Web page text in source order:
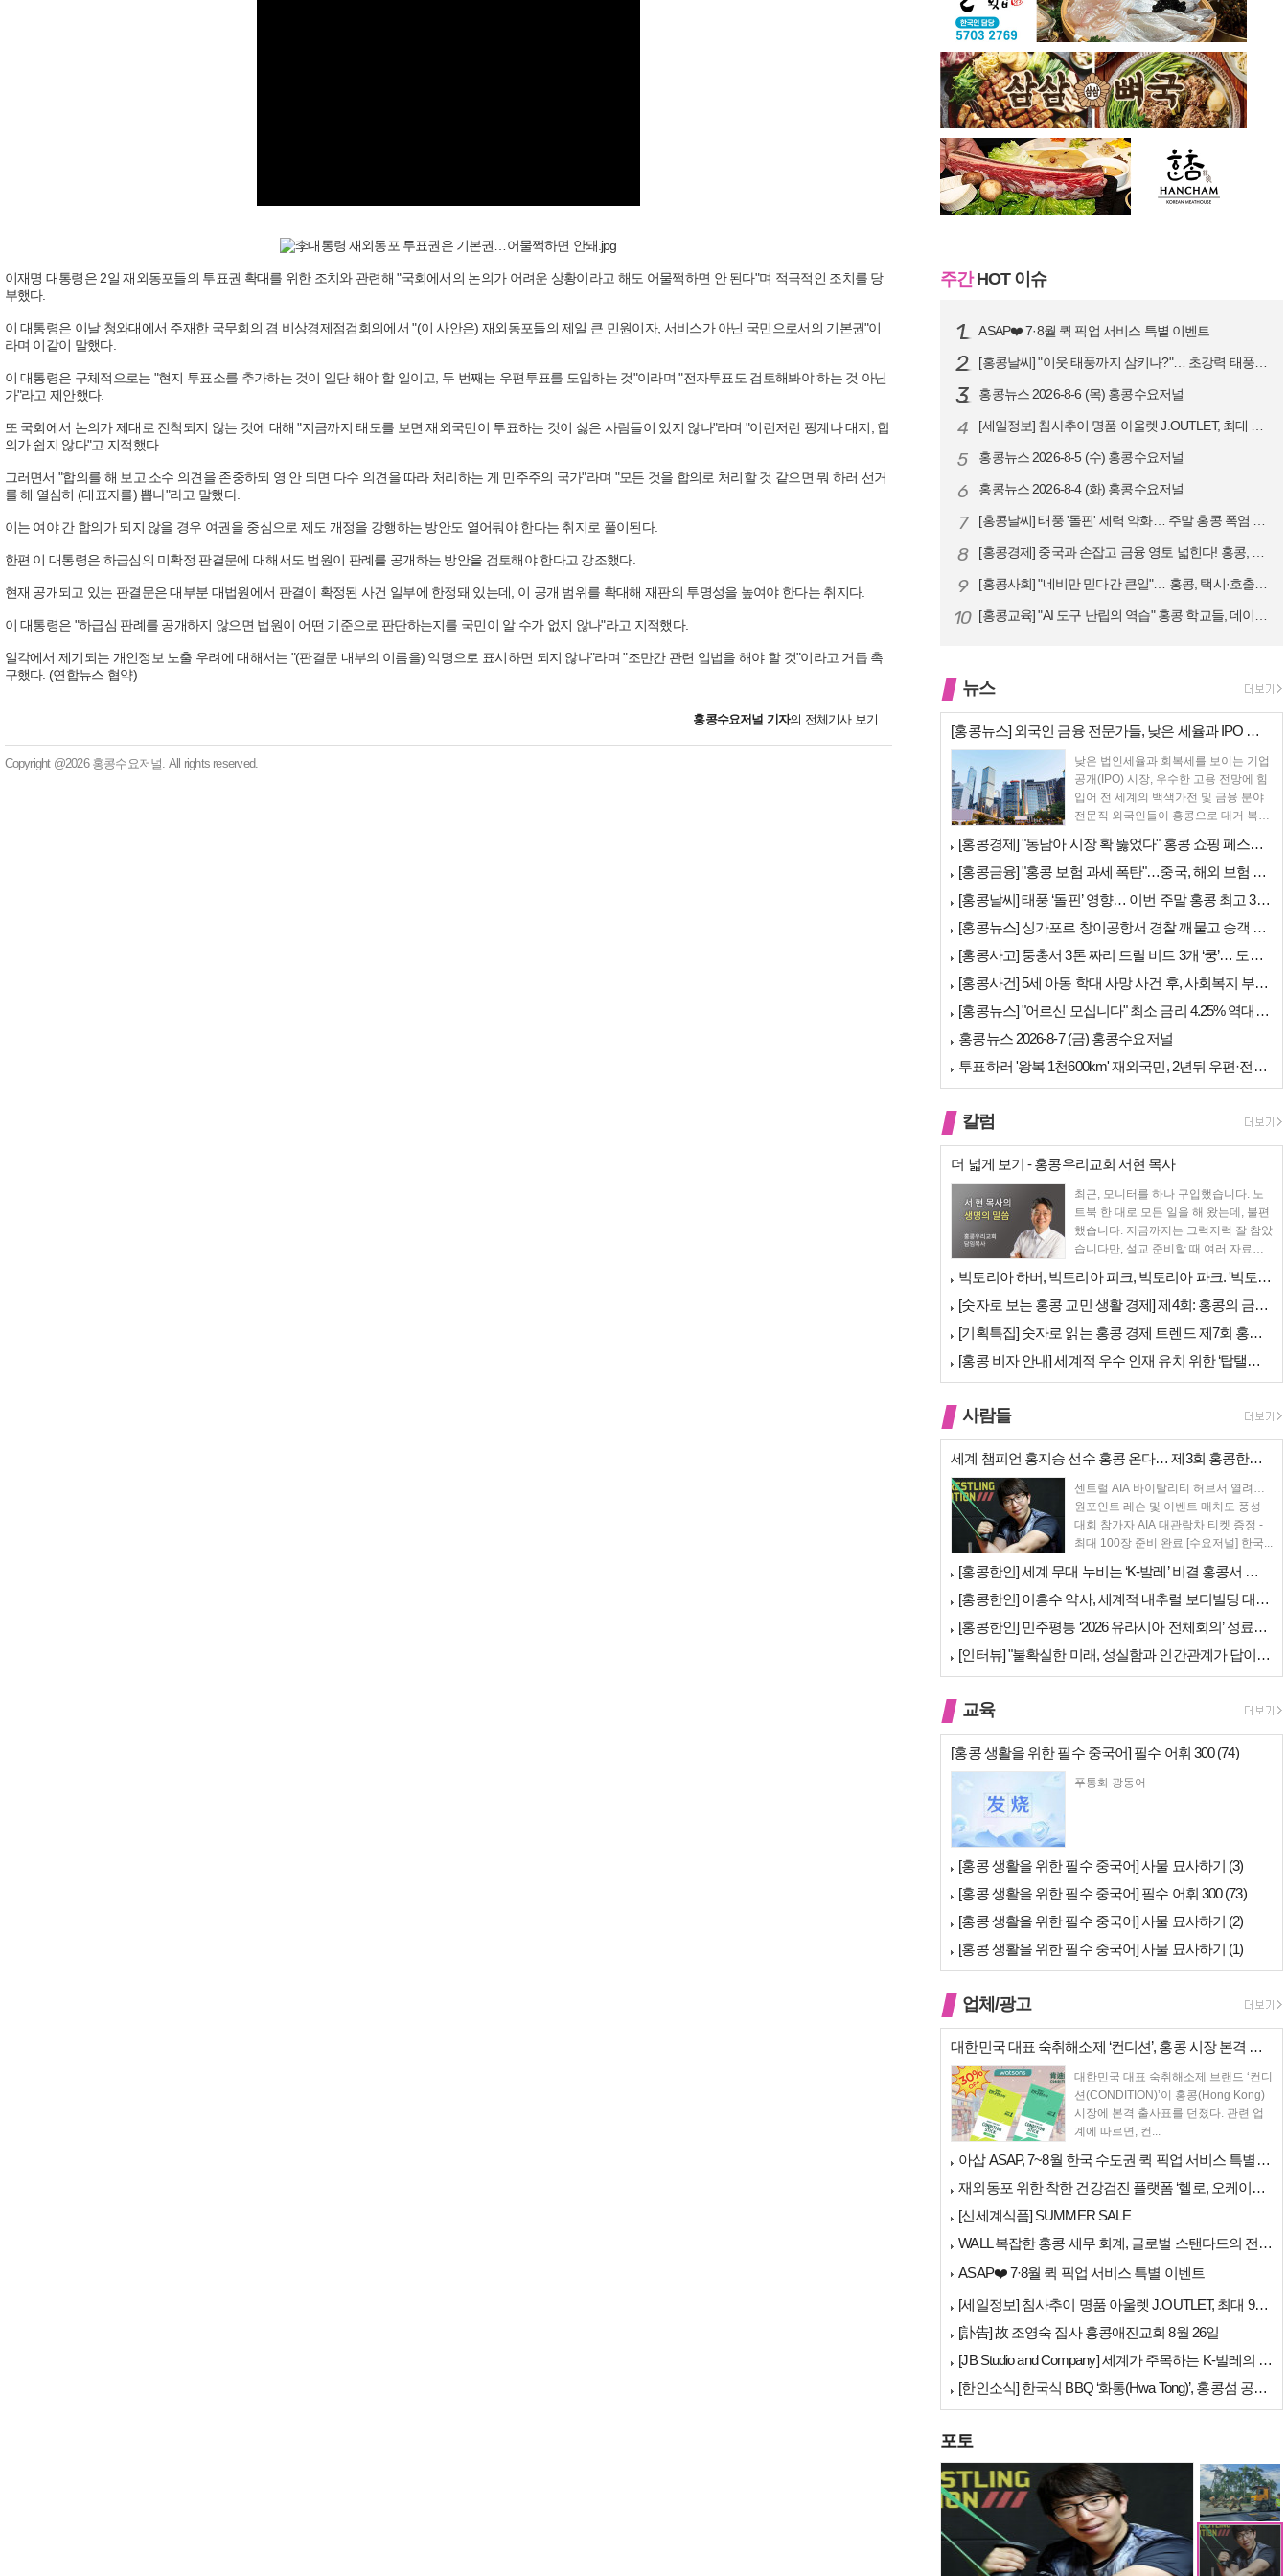
이재명 대통령은 2일 재외동포들의 투표권 확대를 위한 조치와 관련해 "국회에서의 논의가 어려운 상황이라고 해도 어물쩍하면 안 된다"며 적극적인 조치를 당
부했다.
이 대통령은 이날 청와대에서 주재한 국무회의 겸 비상경제점검회의에서 "(이 사안은) 재외동포들의 제일 큰 민원이자, 서비스가 아닌 국민으로서의 기본권"이
라며 이같이 말했다.
이 대통령은 구체적으로는 "현지 투표소를 추가하는 것이 일단 해야 할 일이고, 두 번째는 우편투표를 도입하는 것"이라며 "전자투표도 검토해봐야 하는 것 아닌
가"라고 제안했다.
또 국회에서 논의가 제대로 진척되지 않는 것에 대해 "지금까지 태도를 보면 재외국민이 투표하는 것이 싫은 사람들이 있지 않나"라며 "이런저런 핑계나 대지, 합
의가 쉽지 않다"고 지적했다.
그러면서 "합의를 해 보고 소수 의견을 존중하되 영 안 되면 다수 의견을 따라 처리하는 게 민주주의 국가"라며 "모든 것을 합의로 처리할 것 같으면 뭐 하러 선거
를 해 열심히 (대표자를) 뽑나"라고 말했다.
이는 여야 간 합의가 되지 않을 경우 여권을 중심으로 제도 개정을 강행하는 방안도 열어둬야 한다는 취지로 풀이된다.
한편 이 대통령은 하급심의 미확정 판결문에 대해서도 법원이 판례를 공개하는 방안을 검토해야 한다고 강조했다.
현재 공개되고 있는 판결문은 대부분 대법원에서 판결이 확정된 사건 일부에 한정돼 있는데, 이 공개 범위를 확대해 재판의 투명성을 높여야 한다는 취지다.
이 대통령은 "하급심 판례를 공개하지 않으면 법원이 어떤 기준으로 판단하는지를 국민이 알 수가 없지 않나"라고 지적했다.
일각에서 제기되는 개인정보 노출 우려에 대해서는 "(판결문 내부의 이름을) 익명으로 표시하면 되지 않나"라며 "조만간 관련 입법을 해야 할 것"이라고 거듭 촉
구했다. (연합뉴스 협약)
홍콩수요저널 기자의 전체기사 보기
Copyright @2026 홍콩수요저널. All rights reserved.
주간HOT 이슈
ASAP❤️ 7·8월 퀵 픽업 서비스 특별 이벤트
[홍콩날씨] "이웃 태풍까지 삼키나?"… 초강력 태풍 '돌핀' 세력 재확…
홍콩뉴스 2026-8-6 (목) 홍콩수요저널
4 [세일정보] 침사추이 명품 아울렛 J.OUTLET, 최대 90% 빅 세일…
5 홍콩뉴스 2026-8-5 (수) 홍콩수요저널
6 홍콩뉴스 2026-8-4 (화) 홍콩수요저널
7 [홍콩날씨] 태풍 '돌핀' 세력 약화… 주말 홍콩 폭염 예고
8 [홍콩경제] 중국과 손잡고 금융 영토 넓힌다! 홍콩, 10대 신규 정책 …
9 [홍콩사회] "네비만 믿다간 큰일"… 홍콩, 택시·호출차 통합 시험 도입…
10 [홍콩교육] "AI 도구 난립의 역습" 홍콩 학교들, 데이터 고립에 교육…
뉴스
[홍콩뉴스] 외국인 금융 전문가들, 낮은 세율과 IPO 시장 회복에 홍콩…
낮은 법인세율과 회복세를 보이는 기업
공개(IPO) 시장, 우수한 고용 전망에 힘
입어 전 세계의 백색가전 및 금융 분야
전문직 외국인들이 홍콩으로 대거 복귀
[홍콩경제] "동남아 시장 확 뚫었다" 홍콩 쇼핑 페스티벌, 매출 대박 …
[홍콩금융] "홍콩 보험 과세 폭탄"…중국, 해외 보험 수익에 20% 세…
[홍콩날씨] 태풍 ‘돌핀’ 영향… 이번 주말 홍콩 최고 36도 폭염 비상
[홍콩뉴스] 싱가포르 창이공항서 경찰 깨물고 승객 폭행한 홍콩 모자, 결…
[홍콩사고] 퉁충서 3톤 짜리 드릴 비트 3개 ‘쿵’… 도로 파손·교통 …
[홍콩사건] 5세 아동 학대 사망 사건 후, 사회복지 부서에 내부 검토 …
[홍콩뉴스] "어르신 모십니다" 최소 금리 4.25% 역대급 혜택, 홍콩…
홍콩뉴스 2026-8-7 (금) 홍콩수요저널
투표하러 '왕복 1천600km' 재외국민, 2년뒤 우편·전자투표 할까
칼럼
더 넓게 보기 - 홍콩우리교회 서현 목사
최근, 모니터를 하나 구입했습니다. 노
트북 한 대로 모든 일을 해 왔는데, 불편
했습니다. 지금까지는 그럭저럭 잘 참았
습니다만, 설교 준비할 때 여러 자료를
빅토리아 하버, 빅토리아 피크, 빅토리아 파크. '빅토리아’의 이름은 어…
[숫자로 보는 홍콩 교민 생활 경제] 제4회: 홍콩의 금융 — 지표 및 …
[기획특집] 숫자로 읽는 홍콩 경제 트렌드 제7회 홍콩 문화·창의 산업…
[홍콩 비자 안내] 세계적 우수 인재 유치 위한 ‘탑탤런트 비자(TTPS…
사람들
세계 챔피언 홍지승 선수 홍콩 온다… 제3회 홍콩한인팔씨름대회 9월 12…
센트럴 AIA 바이탈리티 허브서 열려…
원포인트 레슨 및 이벤트 매치도 풍성
대회 참가자 AIA 대관람차 티켓 증정 -
최대 100장 준비 완료 [수요저널] 한국...
[홍콩한인] 세계 무대 누비는 ‘K-발레’ 비결 홍콩서 연다… 정발레스튜…
[홍콩한인] 이흥수 약사, 세계적 내추럴 보디빌딩 대회 WNBF 홍콩서 …
[홍콩한인] 민주평통 ‘2026 유라시아 전체회의’ 성료… 이재명 대통령…
[인터뷰] "불확실한 미래, 성실함과 인간관계가 답이다"… 최강욱 한은 …
교육
[홍콩 생활을 위한 필수 중국어] 필수 어휘 300 (74)
푸통화 광동어
[홍콩 생활을 위한 필수 중국어] 사물 묘사하기 (3)
[홍콩 생활을 위한 필수 중국어] 필수 어휘 300 (73)
[홍콩 생활을 위한 필수 중국어] 사물 묘사하기 (2)
[홍콩 생활을 위한 필수 중국어] 사물 묘사하기 (1)
업체/광고
대한민국 대표 숙취해소제 ‘컨디션’, 홍콩 시장 본격 상륙… 왓슨스 입점…
대한민국 대표 숙취해소제 브랜드 ‘컨디
션(CONDITION)’이 홍콩(Hong Kong)
시장에 본격 출사표를 던졌다. 관련 업
계에 따르면, 컨...
아삽 ASAP, 7~8월 한국 수도권 퀵 픽업 서비스 특별 프로모션 실시
재외동포 위한 착한 건강검진 플랫폼 ‘헬로, 오케이검진’ 서비스 개시
[신세계식품] SUMMER SALE
WALL 복잡한 홍콩 세무 회계, 글로벌 스탠다드의 전문가들이 답을 드립…
ASAP❤️ 7·8월 퀵 픽업 서비스 특별 이벤트
[세일정보] 침사추이 명품 아울렛 J.OUTLET, 최대 90% 빅 세일…
[訃告] 故 조영숙 집사 홍콩애진교회 8월 26일
[JB Studio and Company] 세계가 주목하는 K-발레의 비…
[한인소식] 한국식 BBQ ‘화통(Hwa Tong)’, 홍콩섬 공략 본격…
포토[홍콩사고] 퉁충서…